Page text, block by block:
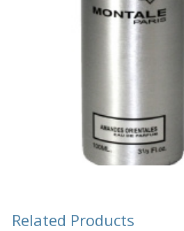
Related Products